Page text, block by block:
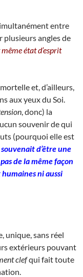
entre
plusieurs angles de
état d’esprit
et, d’ailleurs,
aux yeux du Soi.
, donc) la
souvenir de qui
(pourquoi elle est
d’être une
de la même façon
ni aussi
unique, sans réel
extérieurs pouvant
clefqui fait toute